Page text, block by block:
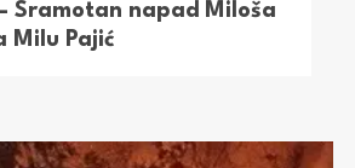
Sramotan napad Miloša
Milu Pajić